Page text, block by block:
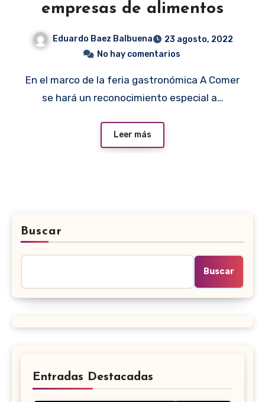
empresas de alimentos
Eduardo Baez Balbuena
23 agosto, 2022
No hay comentarios
En el marco de la feria gastronómica A Comer
se hará un reconocimiento especial a…
Leer más
Buscar
Buscar
Entradas Destacadas